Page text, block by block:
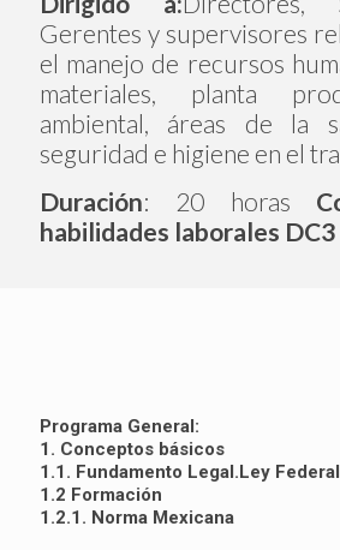
Gerentes y supervisores
el manejo de recursos
materiales, planta
ambiental, áreas de la
seguridad e higiene en el
Duración: 20 horas
habilidades laborales DC3
Programa General:
1. Conceptos básicos
1.1. Fundamento Legal.Ley
1.2 Formación
1.2.1. Norma Mexicana